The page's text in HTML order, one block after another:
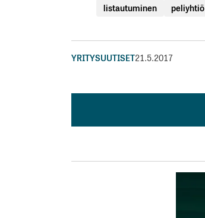
listautuminen peliyhtiö
YRITYSUUTISET21.5.2017